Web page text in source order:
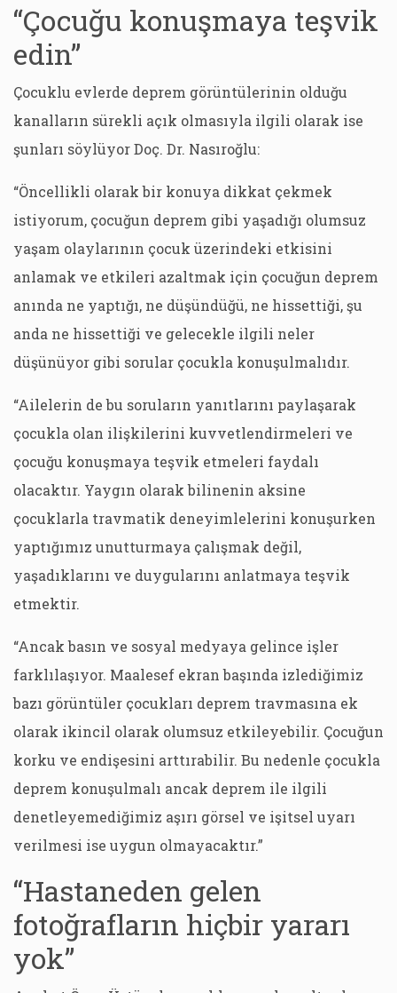
“Çocuğu konuşmaya teşvik
edin”
Çocuklu evlerde deprem görüntülerinin olduğu
kanalların sürekli açık olmasıyla ilgili olarak ise
şunları söylüyor Doç. Dr. Nasıroğlu:
“Öncellikli olarak bir konuya dikkat çekmek
istiyorum, çocuğun deprem gibi yaşadığı olumsuz
yaşam olaylarının çocuk üzerindeki etkisini
anlamak ve etkileri azaltmak için çocuğun deprem
anında ne yaptığı, ne düşündüğü, ne hissettiği, şu
anda ne hissettiği ve gelecekle ilgili neler
düşünüyor gibi sorular çocukla konuşulmalıdır.
“Ailelerin de bu soruların yanıtlarını paylaşarak
çocukla olan ilişkilerini kuvvetlendirmeleri ve
çocuğu konuşmaya teşvik etmeleri faydalı
olacaktır. Yaygın olarak bilinenin aksine
çocuklarla travmatik deneyimlelerini konuşurken
yaptığımız unutturmaya çalışmak değil,
yaşadıklarını ve duygularını anlatmaya teşvik
etmektir.
“Ancak basın ve sosyal medyaya gelince işler
farklılaşıyor. Maalesef ekran başında izlediğimiz
bazı görüntüler çocukları deprem travmasına ek
olarak ikincil olarak olumsuz etkileyebilir. Çocuğun
korku ve endişesini arttırabilir. Bu nedenle çocukla
deprem konuşulmalı ancak deprem ile ilgili
denetleyemediğimiz aşırı görsel ve işitsel uyarı
verilmesi ise uygun olmayacaktır.”
“Hastaneden gelen
fotoğrafların hiçbir yararı
yok”